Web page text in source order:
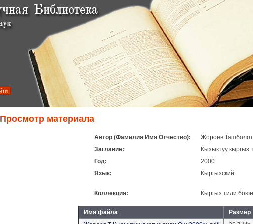
Просмотр материала
Автор (Фамилия Имя Отчество):
Жороев Ташболот
Заглавие:
Кызыктуу кыргыз
Год:
2000
Язык:
Кыргызский
Коллекция: Кыргыз тили
Имя файла
Размер